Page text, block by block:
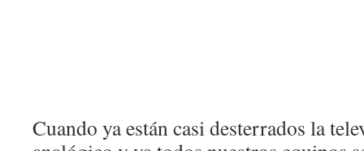
Cuando ya están casi desterrados la